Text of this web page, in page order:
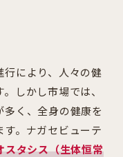
により、人々の健
しかし市場では、
く、全身の健康を
。ナガセビューテ
スタシス（生体恒常